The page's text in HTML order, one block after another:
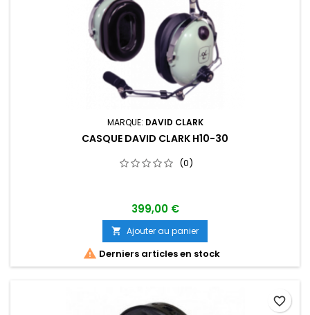
MARQUE: DAVID CLARK
CASQUE DAVID CLARK H10-30
(0)
399,00 €
 Ajouter au panier
 Derniers articles en stock
favorite_border